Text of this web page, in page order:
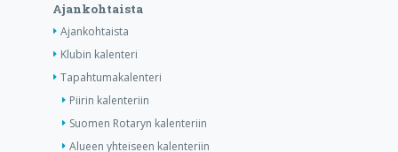
Ajankohtaista
Ajankohtaista
Klubin kalenteri
Tapahtumakalenteri
Piirin kalenteriin
Suomen Rotaryn kalenteriin
Alueen yhteiseen kalenteriin